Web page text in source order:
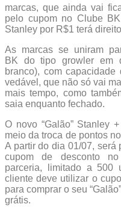
marcas, que ainda vai
pelo cupom no Clube
Stanley por R$1 terá
As marcas se uniram
BK do tipo growler em
branco), com
vedável, que não só vai
mais tempo, como
saia enquanto fechado.
O novo “Galão” Stanley
meio da troca de pontos
A partir do dia 01/07, será
cupom de desconto
parceria, limitado a 500
cliente deve utilizar o
para comprar o seu
grátis.